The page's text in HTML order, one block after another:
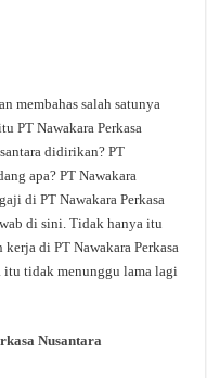
membahas salah satunya
PT Nawakara Perkasa
didirikan? PT
apa? PT Nawakara
di PT Nawakara Perkasa
di sini. Tidak hanya itu
di PT Nawakara Perkasa
itu tidak menunggu lama lagi
Nusantara